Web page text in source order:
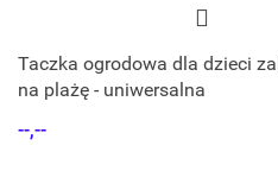
Taczka ogrodowa dla dzieci
na plażę - uniwersalna
--,--